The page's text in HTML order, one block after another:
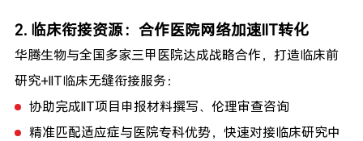
2. 临床衔接资源：合作医院网络加速IIT转化
华腾生物与全国多家三甲医院达成战略合作，打造临床前
研究+IIT临床无缝衔接服务：
协助完成IIT项目申报材料撰写、伦理审查咨询
精准匹配适应症与医院专科优势，快速对接临床研究中